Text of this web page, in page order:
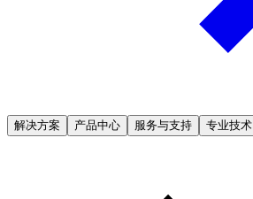
解决方案 产品中心 服务与支持 专业技术